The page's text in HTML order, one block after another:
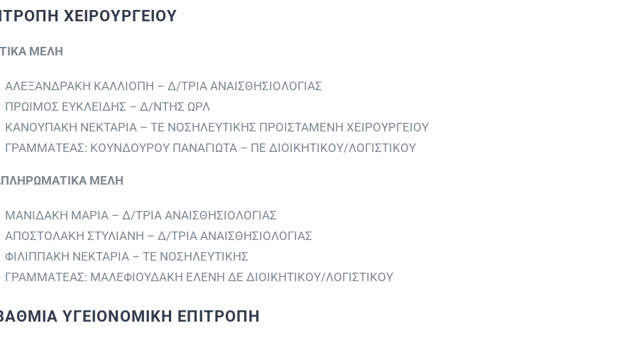
ΧΕΙΡΟΥΡΓΕΙΟΥ
ΜΕΛΗ
ΑΛΕΞΑΝΔΡΑΚΗ ΚΑΛΛΙΟΠΗ – Δ/ΤΡΙΑ ΑΝΑΙΣΘΗΣΙΟΛΟΓΙΑΣ
ΠΡΩΙΜΟΣ ΕΥΚΛΕΙΔΗΣ – Δ/ΝΤΗΣ ΩΡΛ
ΚΑΝΟΥΠΑΚΗ ΝΕΚΤΑΡΙΑ – ΤΕ ΝΟΣΗΛΕΥΤΙΚΗΣ ΠΡΟΙΣΤΑΜΕΝΗ ΧΕΙΡΟΥΡΓΕΙΟΥ
ΓΡΑΜΜΑΤΕΑΣ: ΚΟΥΝΔΟΥΡΟΥ ΠΑΝΑΓΙΩΤΑ – ΠΕ ΔΙΟΙΚΗΤΙΚΟΥ/ΛΟΓΙΣΤΙΚΟΥ
ΜΕΛΗ
ΜΑΝΙΔΑΚΗ ΜΑΡΙΑ – Δ/ΤΡΙΑ ΑΝΑΙΣΘΗΣΙΟΛΟΓΙΑΣ
ΑΠΟΣΤΟΛΑΚΗ ΣΤΥΛΙΑΝΗ – Δ/ΤΡΙΑ ΑΝΑΙΣΘΗΣΙΟΛΟΓΙΑΣ
ΦΙΛΙΠΠΑΚΗ ΝΕΚΤΑΡΙΑ – ΤΕ ΝΟΣΗΛΕΥΤΙΚΗΣ
ΓΡΑΜΜΑΤΕΑΣ: ΜΑΛΕΦΙΟΥΔΑΚΗ ΕΛΕΝΗ ΔΕ ΔΙΟΙΚΗΤΙΚΟΥ/ΛΟΓΙΣΤΙΚΟΥ
ΥΓΕΙΟΝΟΜΙΚΗ ΕΠΙΤΡΟΠΗ